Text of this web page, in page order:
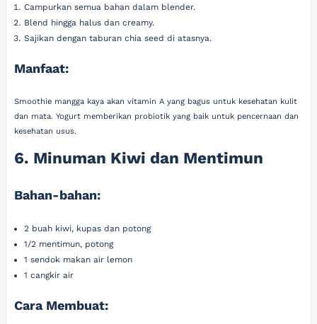
Campurkan semua bahan dalam blender.
Blend hingga halus dan creamy.
Sajikan dengan taburan chia seed di atasnya.
Manfaat:
Smoothie mangga kaya akan vitamin A yang bagus untuk kesehatan kulit
dan mata. Yogurt memberikan probiotik yang baik untuk pencernaan dan
kesehatan usus.
6. Minuman Kiwi dan Mentimun
Bahan-bahan:
2 buah kiwi, kupas dan potong
1/2 mentimun, potong
1 sendok makan air lemon
1 cangkir air
Cara Membuat: